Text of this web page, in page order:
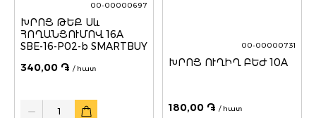
00-00000697
ԽՐՈՑ ԹԵՔ Սև
ՀՈՂԱՆՑՈՒՄՈՎ 16A
SBE-16-P02-b SMARTBUY
340,00 ֏ / հատ
00-00000731
ԽՐՈՑ ՈՒՂԻՂ ԲԵԺ 10A
180,00 ֏ / հատ